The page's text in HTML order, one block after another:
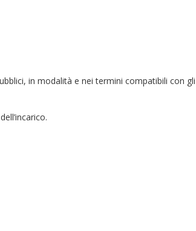
in modalità e nei termini compatibili con